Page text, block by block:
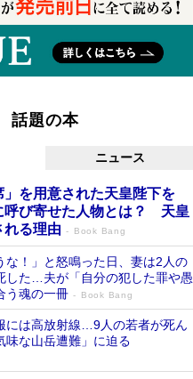
話題の本
ニュース
」を用意された天皇陛下を
呼び寄せた人物とは？ 天皇
れる理由
Book Bang
な！」と怒鳴った日、妻は2人の
した…夫が「自分の犯した罪や愚
う魂の一冊
Book Bang
には高放射線…9人の若者が死ん
味な山岳遭難」に迫る